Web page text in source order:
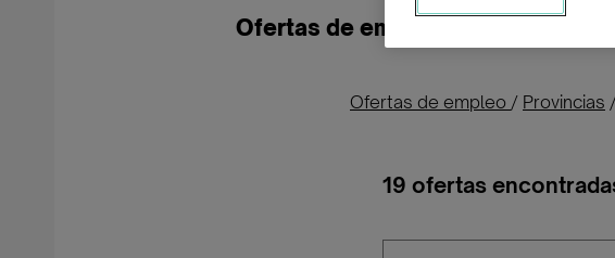
Ofertas de empleo para
Ofertas de empleo / Provincias
19 ofertas